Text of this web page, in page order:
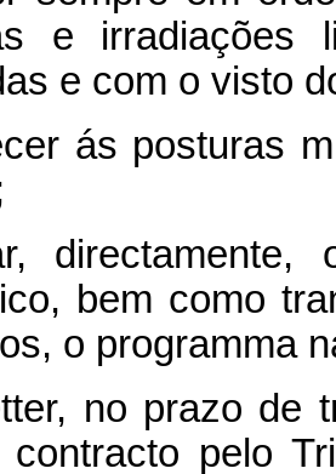
e irradiações
e com o visto
ás posturas
bem como
o programma
no prazo de
contracto pelo